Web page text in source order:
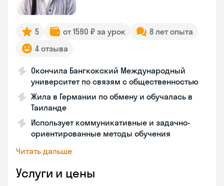
5 от 1590 ₽ за урок
8 лет опыта
4 отзыва
Окончила Бангкокский Международный
университет по связям с общественностью
Жила в Германии по обмену и обучалась в
Таиланде
Использует коммуникативные и задачно-
ориентированные методы обучения
Читать дальше
Услуги и цены